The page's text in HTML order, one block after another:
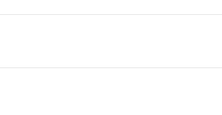
Couteaux Arcos: